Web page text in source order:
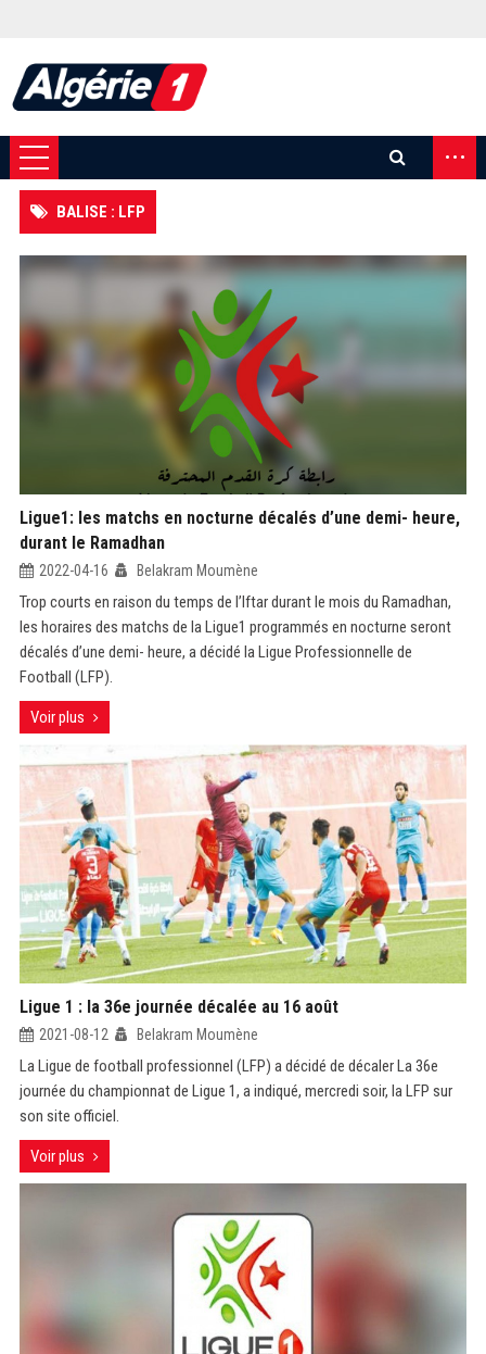
...
BALISE : LFP
Ligue1: les matchs en nocturne décalés d’une demi- heure,
durant le Ramadhan
2022-04-16 Belakram Moumène
Trop courts en raison du temps de l’Iftar durant le mois du Ramadhan,
les horaires des matchs de la Ligue1 programmés en nocturne seront
décalés d’une demi- heure, a décidé la Ligue Professionnelle de
Football (LFP).
Voir plus
Ligue 1 : la 36e journée décalée au 16 août
2021-08-12 Belakram Moumène
La Ligue de football professionnel (LFP) a décidé de décaler La 36e
journée du championnat de Ligue 1, a indiqué, mercredi soir, la LFP sur
son site officiel.
Voir plus